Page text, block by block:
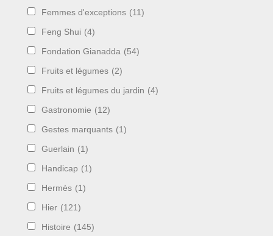
Femmes d'exceptions (11)
Feng Shui (4)
Fondation Gianadda (54)
Fruits et légumes (2)
Fruits et légumes du jardin (4)
Gastronomie (12)
Gestes marquants (1)
Guerlain (1)
Handicap (1)
Hermès (1)
Hier (121)
Histoire (145)